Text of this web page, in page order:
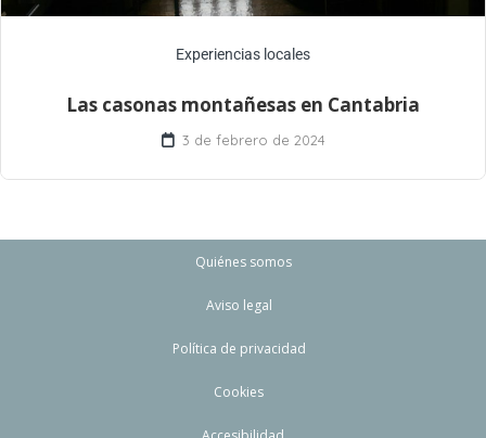
Experiencias locales
Las casonas montañesas en Cantabria
3 de febrero de 2024
Quiénes somos
Aviso legal
Política de privacidad
Cookies